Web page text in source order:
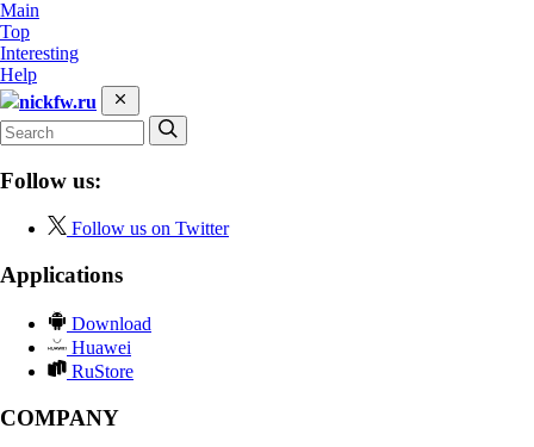
Main
Top
Interesting
Help
nickfw.ru
Follow us:
Follow us on Twitter
Applications
Download
Huawei
RuStore
COMPANY